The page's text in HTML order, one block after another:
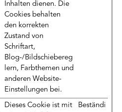
Inhalten dienen. Die
Cookies behalten
den korrekten
Zustand von
Schriftart,
Blog-/Bildschiebereg
lern, Farbthemen und
anderen Website-
Einstellungen bei.
Dieses Cookie ist mit
Beständi